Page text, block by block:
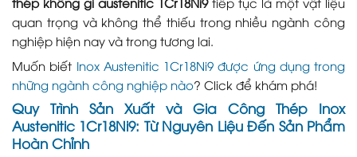
quan trọng và không thể thiếu trong nhiều ngành công
nghiệp hiện nay và trong tương lai.
Muốn biết Inox Austenitic 1Cr18Ni9 được ứng dụng trong
những ngành công nghiệp nào? Click để khám phá!
Quy Trình Sản Xuất và Gia Công Thép Inox
Austenitic 1Cr18Ni9: Từ Nguyên Liệu Đến Sản Phẩm
Hoàn Chỉnh